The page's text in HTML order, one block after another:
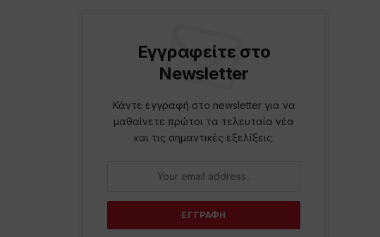
Εγγραφείτε στο
Newsletter
Κάντε εγγραφή στο newsletter για να
μαθαίνετε πρώτοι τα τελευταία νέα
και τις σημαντικές εξελίξεις.